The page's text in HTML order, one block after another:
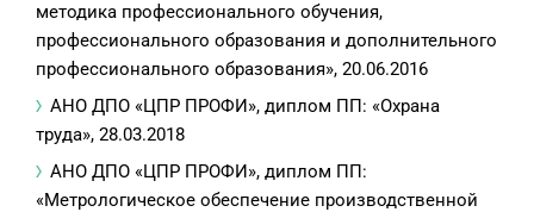
методика профессионального обучения,
профессионального образования и дополнительного
профессионального образования», 20.06.2016
АНО ДПО «ЦПР ПРОФИ», диплом ПП: «Охрана
труда», 28.03.2018
АНО ДПО «ЦПР ПРОФИ», диплом ПП:
«Метрологическое обеспечение производственной